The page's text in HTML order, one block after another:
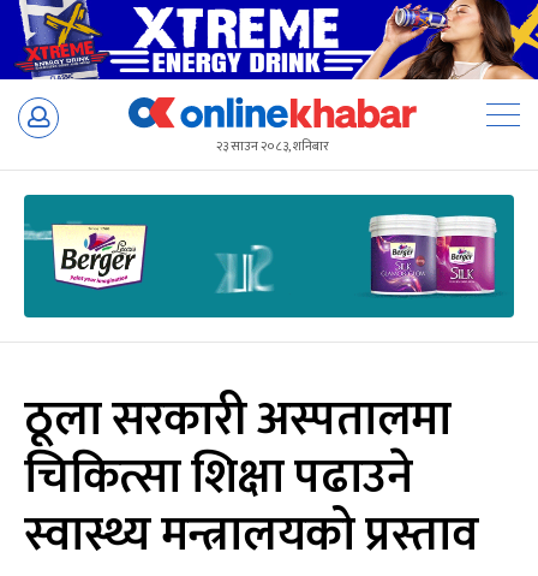
Skip
२३ साउन २०८३, शनिबार
ठूला सरकारी अस्पतालमा
चिकित्सा शिक्षा पढाउने
स्वास्थ्य मन्त्रालयको प्रस्ताव